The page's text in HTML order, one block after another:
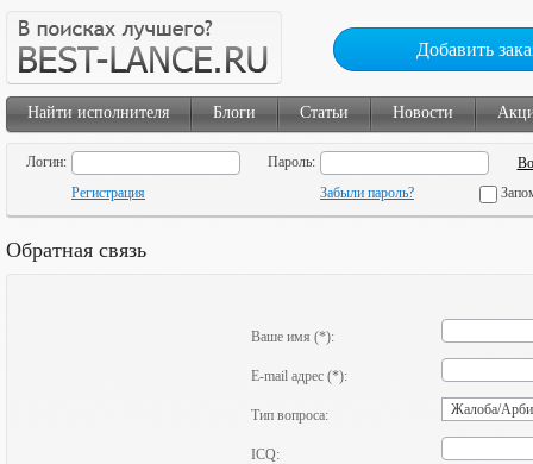
Добавить
Найти исполнителя Блоги Статьи Новости
Логин:
Пароль:
Регистрация
Забыли пароль?
Обратная связь
Ваше имя (*):
E-mail адрес (*):
Тип вопроса:
ICQ: